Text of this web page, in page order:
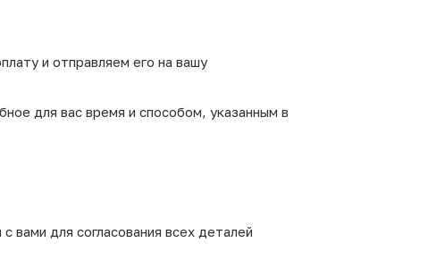
и отправляем его на вашу
для вас время и способом, указанным в
для согласования всех деталей